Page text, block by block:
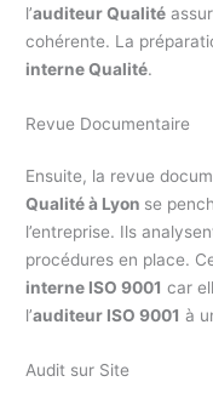
l’auditeur Qualité
cohérente. La
interne Qualité.
Revue Documentaire
Ensuite, la revue
Qualité à Lyon se
l’entreprise. Ils
procédures en place.
interne ISO 9001 car
l’auditeur ISO 9001 à
Audit sur Site